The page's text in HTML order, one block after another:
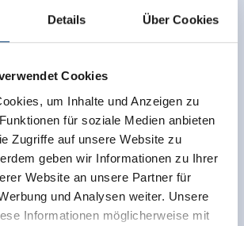
Details Über Cookies
Cookies
um Inhalte und Anzeigen zu
für soziale Medien anbieten
Zugriffe auf unsere Website zu
geben wir Informationen zu Ihrer
Website an unsere Partner für
und Analysen weiter. Unsere
Informationen möglicherweise mit